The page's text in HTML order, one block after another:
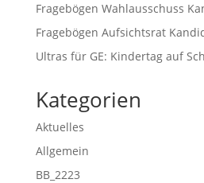
Fragebögen Wahlausschuss
Fragebögen Aufsichtsrat
Ultras für GE: Kindertag auf
Kategorien
Aktuelles
Allgemein
BB_2223